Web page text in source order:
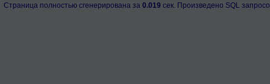
Страница полностью сгенерирована за 0.019 сек. Произведено SQL